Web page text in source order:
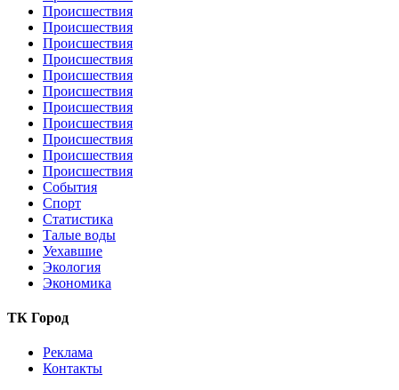
Происшествия
Происшествия
Происшествия
Происшествия
Происшествия
Происшествия
Происшествия
Происшествия
Происшествия
Происшествия
Происшествия
События
Спорт
Статистика
Талые воды
Уехавшие
Экология
Экономика
ТК Город
Реклама
Контакты